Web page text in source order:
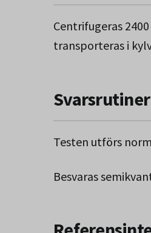
Centrifugeras
transporteras i
Svarsrutiner
Testen utförs
Besvaras